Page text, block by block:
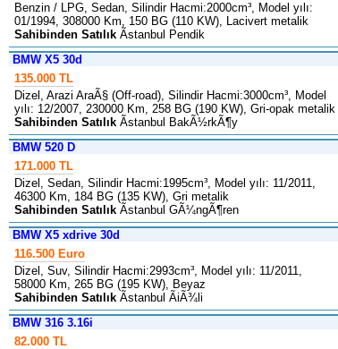
Benzin / LPG, Sedan, Silindir Hacmi:2000cm³, Model yılı:
01/1994, 308000 Km, 150 BG (110 KW), Lacivert metalik
Sahibinden Satılık Ãstanbul Pendik
BMW X5 30d
135.000 TL
Dizel, Arazi AraÃ§ (Off-road), Silindir Hacmi:3000cm³, Model
yılı: 12/2007, 230000 Km, 258 BG (190 KW), Gri-opak metalik
Sahibinden Satılık Ãstanbul BakÃ½rkÃ¶y
BMW 520 D
171.000 TL
Dizel, Sedan, Silindir Hacmi:1995cm³, Model yılı: 11/2011,
46300 Km, 184 BG (135 KW), Gri metalik
Sahibinden Satılık Ãstanbul GÃ¼ngÃ¶ren
BMW X5 xdrive 30d
116.500 Euro
Dizel, Suv, Silindir Hacmi:2993cm³, Model yılı: 11/2011,
58000 Km, 265 BG (195 KW), Beyaz
Sahibinden Satılık Ãstanbul ÃiÃ¾li
BMW 316 3.16i
82.000 TL